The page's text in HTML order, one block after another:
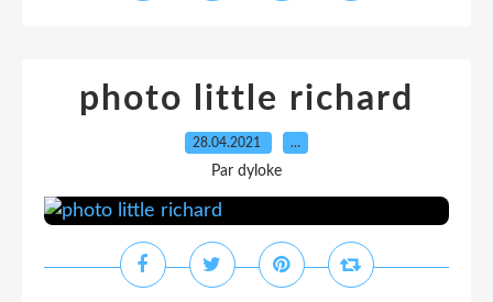
photo little richard
28.04.2021 …
Par dyloke